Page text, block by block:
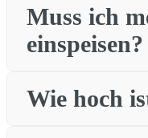
Muss ich
einspeisen?
Wie hoch